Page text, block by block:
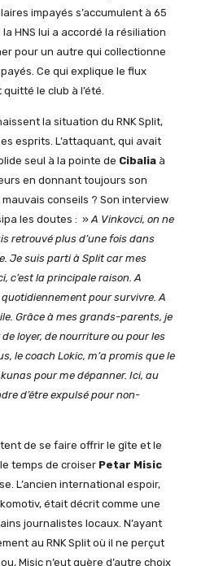
impayés s’accumulent à 65
HNS lui a accordé la résiliation
pour un autre qui collectionne
Ce qui explique le flux
le club à l’été.
la situation du RNK Split,
esprits. L’attaquant, qui avait
seul à la pointe de Cibaliaà
en donnant toujours son
conseils ? Son interview
les doutes : » A Vinkovci, on ne
retrouvé plus d’une fois dans
Je suis parti à Split car mes
c’est la principale raison. A
pour survivre. A
Grâce à mes grands-parents, je
loyer, de nourriture ou pour les
le coach Lokic, m’a promis que le
pour me dépanner. Ici, au
d’être expulsé pour non-
de se faire offrir le gîte et le
temps de croiser Petar Misic
L’ancien international espoir,
était décrit comme une
journalistes locaux. N’ayant
au RNK Split où il ne perçut
Misic n’eut guère d’autre choix